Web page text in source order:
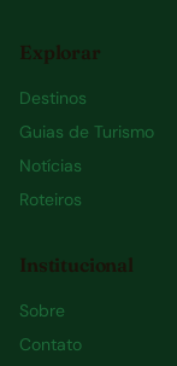
Explorar
Destinos
Guias de Turismo
Notícias
Roteiros
Institucional
Sobre
Contato